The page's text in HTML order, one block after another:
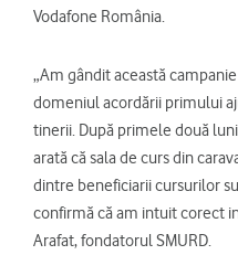
Vodafone România.
„Am gândit această
domeniul acordării primului
tinerii. După primele două
arată că sala de curs din
dintre beneficiarii cursurilor
confirmă că am intuit corect
Arafat, fondatorul SMURD.